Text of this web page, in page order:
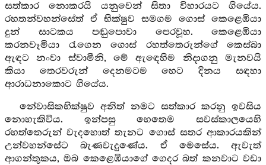
සත්කාර නොකරයි යනුවෙන් සිතා විහාරයට ගියේය.
රහතන්වහන්සේත් ඒ භික්ෂුව සමගම ගොස් කෙළෙඹියා
දුන් සාටකය පඬුපොවා පෙරවූහ. කෙළෙඹියා
කරනවෑමියා රැගෙන ගොස් රහත්තෙරුන්ගේ කෙස්බා
ඇඳට නංවා ස්වාමීනි, මේ ඇඳෙහිම නිදාගනු මැනවයි
කියා තෙරවරුන් දෙනමටම හෙට දිනය සඳහා
ආරාධනාකොට ගියේය.
නේවාසිකභික්ෂුව අනිත් නමට සත්කාර කරනු ඉවසිය
නොහැකිවිය. ඉන්පසු හෙතෙම සවස්කාලයෙහි
රහත්තෙරුන් වැදහොත් තැනට ගොස් සතර ආකාරයකින්
උන්වහන්සේට බැණවැදුණේය. ඒ මෙසේය. ඇවැත්
ආගන්තුකය, ඔබ කෙළෙඹියාගේ ගෙදර බත් කනවාට වඩා